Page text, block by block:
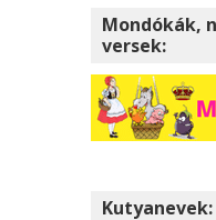
Mondókák,
versek:
Kutyanevek: